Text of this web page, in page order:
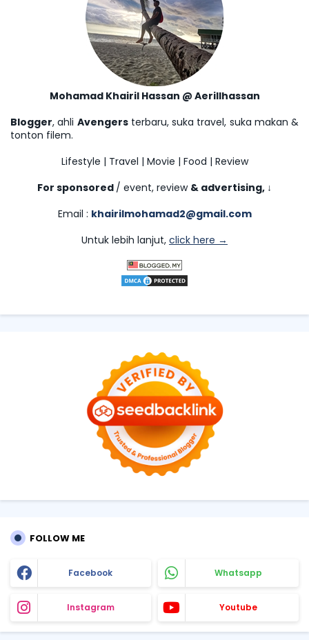
Mohamad Khairil Hassan @ Aerillhassan
Blogger, ahli Avengersterbaru, suka travel, suka makan &
tonton filem.
Lifestyle | Travel | Movie | Food | Review
For sponsored / event, review & advertising, ↓
Email : khairilmohamad2@gmail.com
Untuk lebih lanjut, click here →
FOLLOW ME
Facebook Whatsapp
Instagram Youtube